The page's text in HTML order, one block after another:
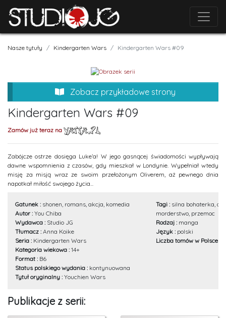
Nasze tytuły Kindergarten Wars Kindergarten Wars #09
Zobacz przykładowe strony
Kindergarten Wars #09
Zamów już teraz na
Zabójcze ostrze dosięga Luke’a! W jego gasnącej świadomości wypływają
dawne wspomnienia z czasów, gdy mieszkał w Londynie. Wypełniał wtedy
misję za misją wraz ze swoim przełożonym Oliverem, aż pewnego dnia
napotkał miłość swojego życia...
Gatunek : shonen, romans, akcja, komedia
Autor : You Chiba
Wydawca : Studio JG
Tłumacz : Anna Koike
Seria : Kindergarten Wars
Kategoria wiekowa : 14+
Format : B6
Status polskiego wydania : kontynuowana
Tytuł oryginalny : Youchien Wars
Tagi : silna bohaterka,
morderstwo, przemoc
Rodzaj : manga
Język : polski
Liczba tomów w Polsce :
Publikacje z serii: